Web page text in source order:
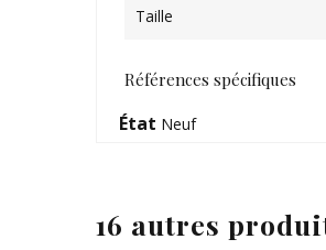
Taille
Références spécifiques
État Neuf
16 autres